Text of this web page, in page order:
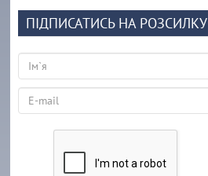
ПІДПИСАТИСЬ НА РОЗСИЛКУ